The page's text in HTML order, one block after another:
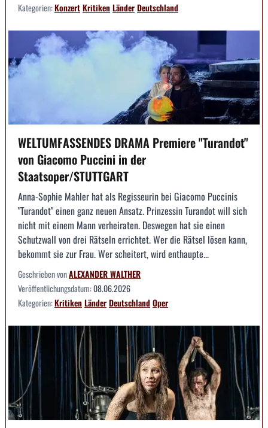
Kategorien:KonzertKritikenLänderDeutschland
WELTUMFASSENDES DRAMA Premiere "Turandot"
von Giacomo Puccini in der
Staatsoper/STUTTGART
Anna-Sophie Mahler hat als Regisseurin bei Giacomo Puccinis
"Turandot" einen ganz neuen Ansatz. Prinzessin Turandot will sich
nicht mit einem Mann verheiraten. Deswegen hat sie einen
Schutzwall von drei Rätseln errichtet. Wer die Rätsel lösen kann,
bekommt sie zur Frau. Wer scheitert, wird enthaupte...
Geschrieben vonALEXANDER WALTHER
Veröffentlichungsdatum:08.06.2026
Kategorien:KritikenLänderDeutschlandOper